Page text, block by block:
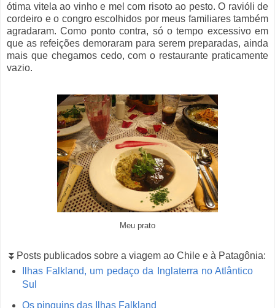
ótima vitela ao vinho e mel com risoto ao pesto. O ravióli de
cordeiro e o congro escolhidos por meus familiares também
agradaram. Como ponto contra, só o tempo excessivo em
que as refeições demoraram para serem preparadas, ainda
mais que chegamos cedo, com o restaurante praticamente
vazio.
Meu prato
⏬Posts publicados sobre a viagem ao Chile e à Patagônia:
Ilhas Falkland, um pedaço da Inglaterra no Atlântico
Sul
Os pinguins das Ilhas Falkland